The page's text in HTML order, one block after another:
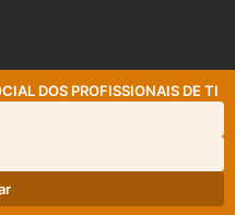
DOS PROFISSIONAIS DE TI